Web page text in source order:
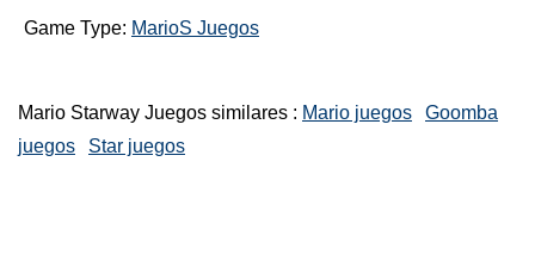
Game Type: MarioS Juegos
Mario Starway Juegos similares : Mario juegos
Goomba
juegos
Star juegos